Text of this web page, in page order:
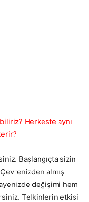
Herkeste aynı
Başlangıçta sizin
almış
değişimi hem
Telkinlerin etkisi